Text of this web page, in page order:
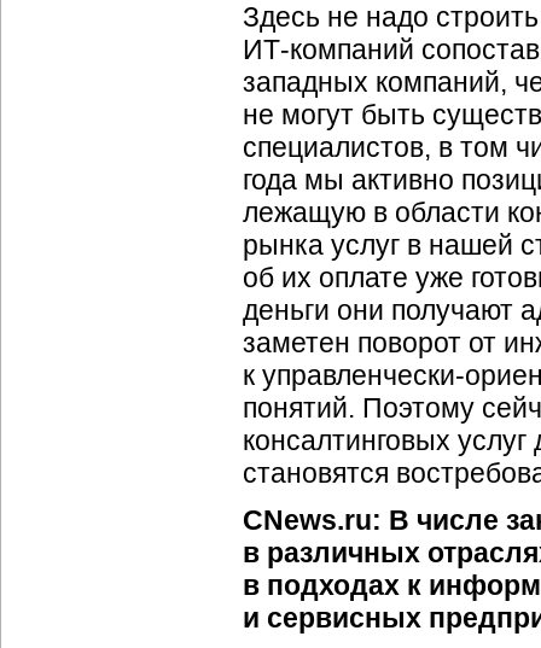
Здесь не надо
ИТ-компаний
западных компаний,
не могут быть
специалистов, в том
года мы активно
лежащую в области
рынка услуг в нашей
об их оплате уже
деньги они получают
заметен поворот от
к управленчески-
понятий. Поэтому
консалтинговых
становятся
CNews.ru: В числе
в различных
в подходах к
и сервисных